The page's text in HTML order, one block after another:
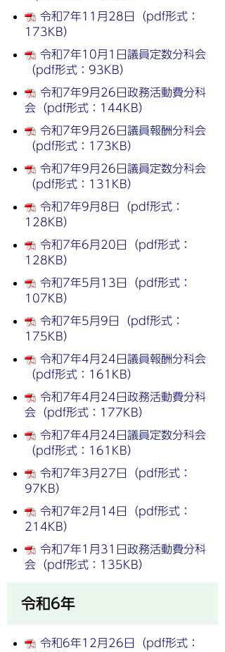
令和7年11月28日（pdf形式：
173KB）
令和7年10月1日議員定数分科会
（pdf形式：93KB）
令和7年9月26日政務活動費分科
会（pdf形式：144KB）
令和7年9月26日議員報酬分科会
（pdf形式：173KB）
令和7年9月26日議員定数分科会
（pdf形式：131KB）
令和7年9月8日（pdf形式：
128KB）
令和7年6月20日（pdf形式：
128KB）
令和7年5月13日（pdf形式：
107KB）
令和7年5月9日（pdf形式：
175KB）
令和7年4月24日議員報酬分科会
（pdf形式：161KB）
令和7年4月24日政務活動費分科
会（pdf形式：177KB）
令和7年4月24日議員定数分科会
（pdf形式：161KB）
令和7年3月27日（pdf形式：
97KB）
令和7年2月14日（pdf形式：
214KB）
令和7年1月31日政務活動費分科
会（pdf形式：135KB）
令和6年
令和6年12月26日（pdf形式：